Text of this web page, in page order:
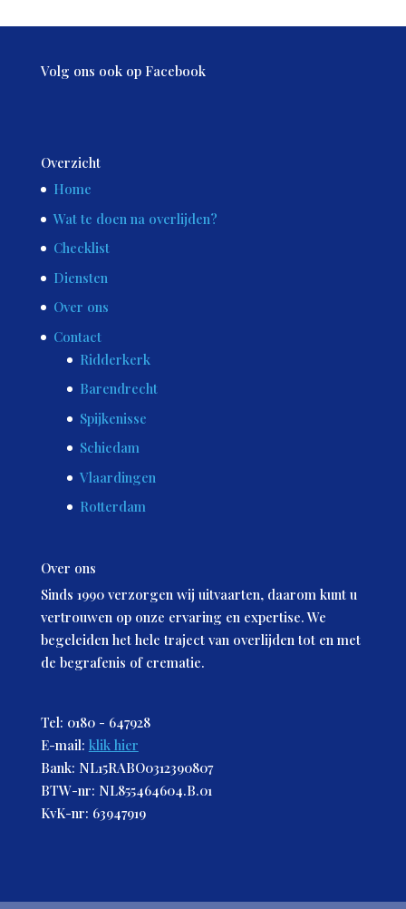
Volg ons ook op Facebook
Overzicht
Home
Wat te doen na overlijden?
Checklist
Diensten
Over ons
Contact
Ridderkerk
Barendrecht
Spijkenisse
Schiedam
Vlaardingen
Rotterdam
Over ons
Sinds 1990 verzorgen wij uitvaarten, daarom kunt u
vertrouwen op onze ervaring en expertise. We
begeleiden het hele traject van overlijden tot en met
de begrafenis of crematie.
Tel: 0180 - 647928
E-mail: klik hier
Bank: NL15RABO0312390807
BTW-nr: NL855464604.B.01
KvK-nr: 63947919